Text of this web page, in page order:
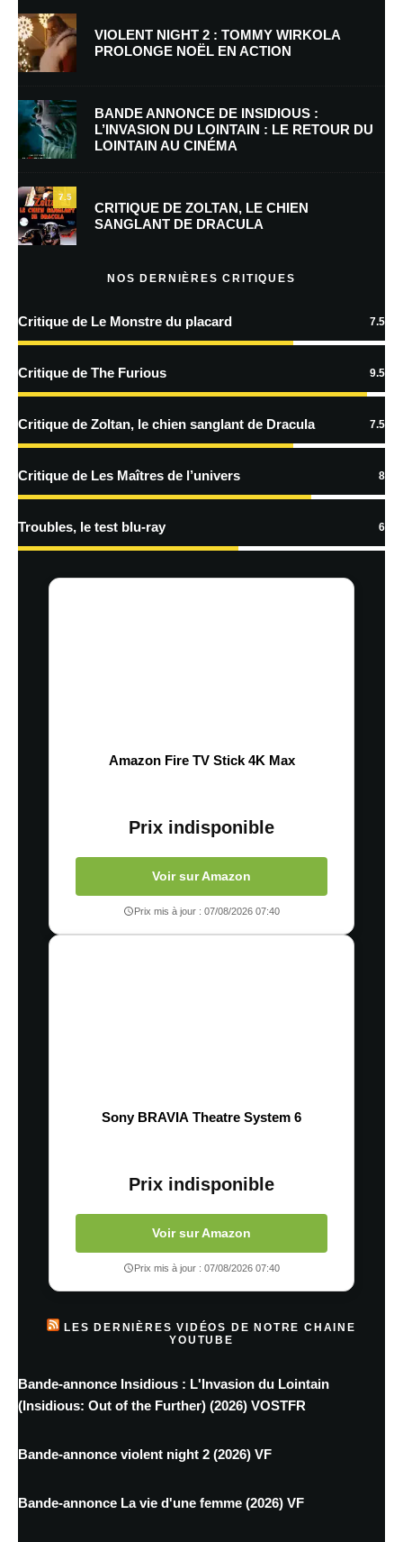
E-mail *
Enregistrer mon nom, mon e-mail et mon site dans le navigateur pour
mon prochain commentaire.
Prévenez-moi de tous les nouveaux commentaires par e-mail.
Prévenez-moi de tous les nouveaux articles par e-mail.
En savoir
traitées
VIOLENT NIGHT 2 : TOMMY WIRKOLA
PROLONGE NOËL EN ACTION
BANDE ANNONCE DE INSIDIOUS :
L’INVASION DU LOINTAIN : LE RETOUR DU
LOINTAIN AU CINÉMA
7.5
CRITIQUE DE ZOLTAN, LE CHIEN
SANGLANT DE DRACULA
NOS DERNIÈRES CRITIQUES
Critique de Le Monstre du placard 7.5
Critique de The Furious 9.5
Critique de Zoltan, le chien sanglant de Dracula 7.5
Critique de Les Maîtres de l’univers 8
Troubles, le test blu-ray 6
Amazon Fire TV Stick 4K Max
Prix indisponible
Voir sur Amazon
Prix mis à jour : 07/08/2026 07:40
Sony BRAVIA Theatre System 6
Prix indisponible
Voir sur Amazon
Prix mis à jour : 07/08/2026 07:40
LES DERNIÈRES VIDÉOS DE NOTRE CHAINE
YOUTUBE
Bande-annonce Insidious : L'Invasion du Lointain
(Insidious: Out of the Further) (2026) VOSTFR
Bande-annonce violent night 2 (2026) VF
Bande-annonce La vie d'une femme (2026) VF